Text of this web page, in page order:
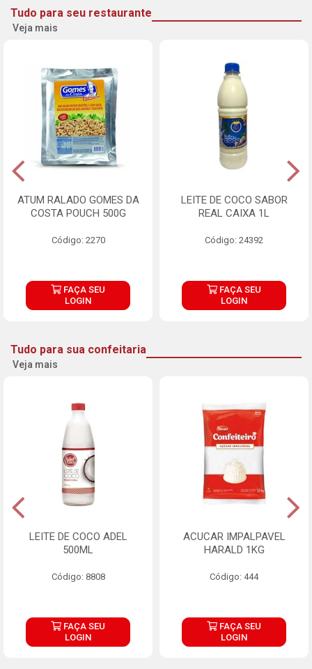
Tudo para seu restaurante
Veja mais
ATUM RALADO GOMES DA
COSTA POUCH 500G
Código: 2270
FAÇA SEU
LOGIN
LEITE DE COCO SABOR
REAL CAIXA 1L
Código: 24392
FAÇA SEU
LOGIN
Tudo para sua confeitaria
Veja mais
LEITE DE COCO ADEL
500ML
Código: 8808
FAÇA SEU
LOGIN
ACUCAR IMPALPAVEL
HARALD 1KG
Código: 444
FAÇA SEU
LOGIN